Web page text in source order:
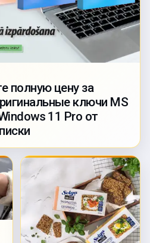
полную цену за
ключи MS
11 Pro от